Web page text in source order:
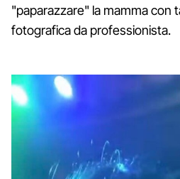
"paparazzare" la mamma con
fotografica da professionista.